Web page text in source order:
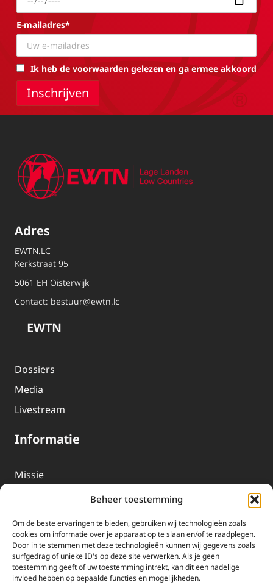
Beheer toestemming
Om de beste ervaringen te bieden, gebruiken wij technologieën zoals
cookies om informatie over je apparaat op te slaan en/of te raadplegen.
Door in te stemmen met deze technologieën kunnen wij gegevens zoals
surfgedrag of unieke ID's op deze site verwerken. Als je geen
toestemming geeft of uw toestemming intrekt, kan dit een nadelige
invloed hebben op bepaalde functies en mogelijkheden.
E-mailadres*
Ik heb de voorwaarden gelezen en ga ermee akkoord
Adres
EWTN.LC
Kerkstraat 95
5061 EH Oisterwijk
Contact: bestuur@ewtn.lc
EWTN
Dossiers
Media
Livestream
Informatie
Missie
EWTN-Team
Organisatiegegevens
Doneren